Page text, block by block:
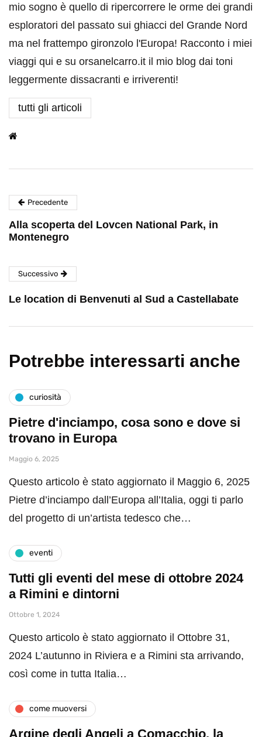
mio sogno è quello di ripercorrere le orme dei grandi
esploratori del passato sui ghiacci del Grande Nord
ma nel frattempo gironzolo l'Europa! Racconto i miei
viaggi qui e su orsanelcarro.it il mio blog dai toni
leggermente dissacranti e irriverenti!
tutti gli articoli
Precedente
Alla scoperta del Lovcen National Park, in
Montenegro
Successivo
Le location di Benvenuti al Sud a Castellabate
Potrebbe interessarti anche
curiosità
Pietre d'inciampo, cosa sono e dove si
trovano in Europa
Maggio 6, 2025
Questo articolo è stato aggiornato il Maggio 6, 2025
Pietre d’inciampo dall’Europa all’Italia, oggi ti parlo
del progetto di un’artista tedesco che…
eventi
Tutti gli eventi del mese di ottobre 2024
a Rimini e dintorni
Ottobre 1, 2024
Questo articolo è stato aggiornato il Ottobre 31,
2024 L’autunno in Riviera e a Rimini sta arrivando,
così come in tutta Italia…
come muoversi
Argine degli Angeli a Comacchio, la